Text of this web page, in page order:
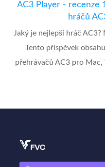
AC3 Player - recenze
hráčů
Jaký je nejlepší hráč
Tento příspěvek
přehrávačů AC3 pro